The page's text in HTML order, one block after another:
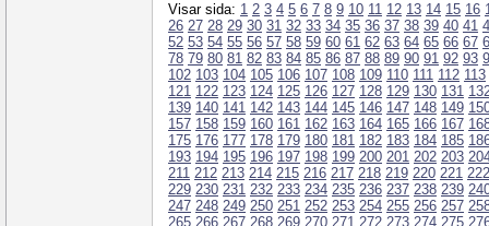
Visar sida: 1 2 3 4 5 6 7 8 9 10 11 12 13 14 15 16
26 27 28 29 30 31 32 33 34 35 36 37 38 39 40 41
52 53 54 55 56 57 58 59 60 61 62 63 64 65 66 67
78 79 80 81 82 83 84 85 86 87 88 89 90 91 92 93
102 103 104 105 106 107 108 109 110 111 112 113
121 122 123 124 125 126 127 128 129 130 131
139 140 141 142 143 144 145 146 147 148 149
157 158 159 160 161 162 163 164 165 166 167
175 176 177 178 179 180 181 182 183 184 185
193 194 195 196 197 198 199 200 201 202 203
211 212 213 214 215 216 217 218 219 220 221 222
229 230 231 232 233 234 235 236 237 238 239
247 248 249 250 251 252 253 254 255 256 257
265 266 267 268 269 270 271 272 273 274 275